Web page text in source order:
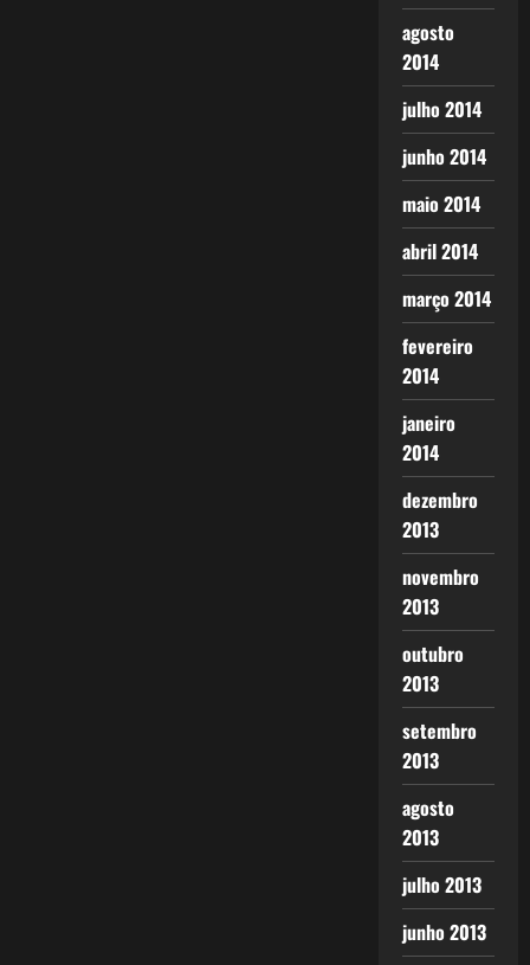
agosto
2014
julho 2014
junho 2014
maio 2014
abril 2014
março 2014
fevereiro
2014
janeiro
2014
dezembro
2013
novembro
2013
outubro
2013
setembro
2013
agosto
2013
julho 2013
junho 2013